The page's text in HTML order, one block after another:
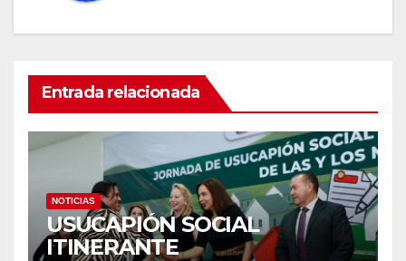
Entrada relacionada
NOTICIAS
USUCAPIÓN SOCIAL
ITINERANTE